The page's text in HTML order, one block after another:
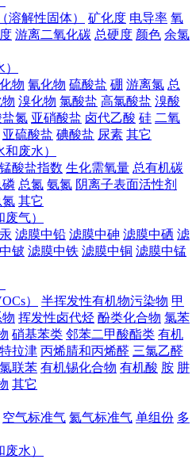
溶解性固体） 矿化度 电导率 氧
游离二氧化碳 总硬度 颜色 余氯
物 氰化物 硫酸盐 硼 游离氯 总
溴化物 氯酸盐 高氯酸盐 溴酸
氮 亚硝酸盐 卤代乙酸 硅 二氧
亚硫酸盐 碘酸盐 尿素 其它
废水）
酸盐指数 生化需氧量 总有机碳
磷 总氮 氨氮 阴离子表面活性剂
氮 其它
气）
滤膜中铅 滤膜中砷 滤膜中硒 滤
铍 滤膜中铁 滤膜中铜 滤膜中锰
）
半挥发性有机物污染物 甲
挥发性卤代烃 酚类化合物 氯苯
硝基苯类 邻苯二甲酸酯类 有机
拉津 丙烯腈和丙烯醛 三氯乙醛
联苯 有机锡化合物 有机酸 胺 肼
其它
空气标准气 氦气标准气 单组份 多
水）